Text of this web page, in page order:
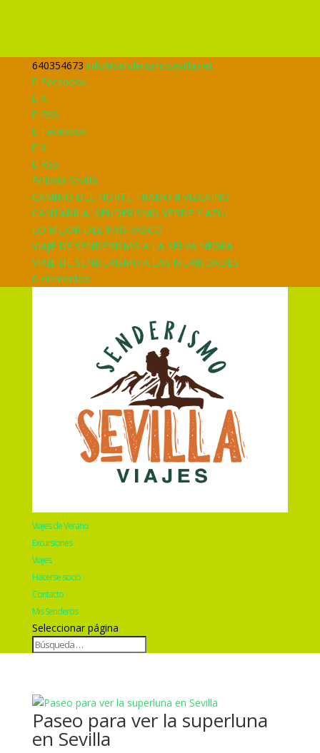
640354673 info@senderismosevilla.net
Facebook
X
RSS
Facebook
X
RSS
Eclipsia Sevilla
CAMINO DEL NORTE TRAMO II VIZCAINO
CANTABRIA, SENDERISMO VERDE Y AZUL
LO MEJOR DEL PAÍS VASCO
VIAJE DE SENDERISMO A LA SELVA NEGRA
VIAJE DE SENDERISMO A LAS MERINDADES
0 elementos
Viajes de Verano
Excursiones
Viajes
Hacerse socio
Contacto
Mis Senderos
Seleccionar página
Paseo para ver la superluna
en Sevilla